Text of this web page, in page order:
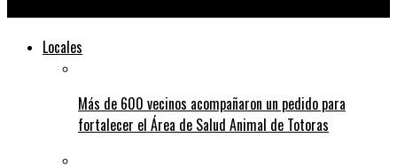
Locales
Más de 600 vecinos acompañaron un pedido para
fortalecer el Área de Salud Animal de Totoras